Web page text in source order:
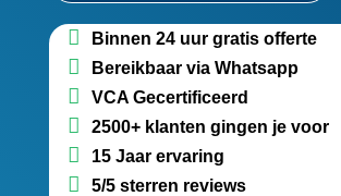
Binnen 24 uur gratis offerte
Bereikbaar via Whatsapp
VCA Gecertificeerd
2500+ klanten gingen je voor
15 Jaar ervaring
5/5 sterren reviews